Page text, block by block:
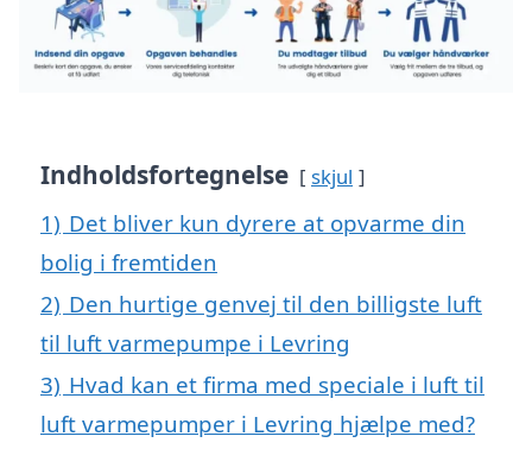
Indholdsfortegnelse skjul
1) Det bliver kun dyrere at opvarme din
bolig i fremtiden
2) Den hurtige genvej til den billigste luft
til luft varmepumpe i Levring
3) Hvad kan et firma med speciale i luft til
luft varmepumper i Levring hjælpe med?